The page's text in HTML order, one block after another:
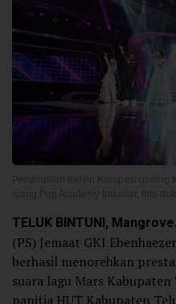
TELUK BINTUNI,
(PS) Jemaat GKI
berhasil menorehkan
suara lagu Mars
panitia HUT Kabupaten